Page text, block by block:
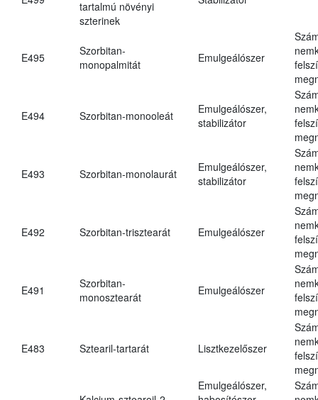
tartalmú növényi
szterinek
E495
Szorbitan-
monopalmitát
Emulgeálószer
E494 Szorbitan-monooleát
Emulgeálószer,
stabilizátor
E493 Szorbitan-monolaurát
Emulgeálószer,
stabilizátor
E492 Szorbitan-trisztearát Emulgeálószer
E491
Szorbitan-
monosztearát
Emulgeálószer
E483 Sztearil-tartarát Lisztkezelőszer
Emulgeálószer,